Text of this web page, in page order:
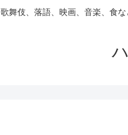
舞伎、落語、映画、音楽、食